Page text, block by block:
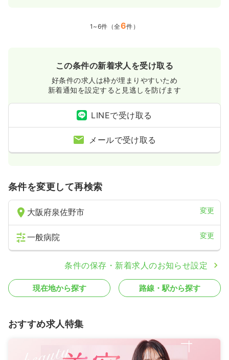
賞与2回
気になる 詳細を見る
オペ室(手術室)正看護師
日勤のみ（常勤）
4週8休以上
ブランク可
気になる
時間 8:30～17:00
（休憩45分）
4週8休以上
ブランク可
気になる
ICU系正看護師 一般病院
1~6件（全6件）
この条件の新着求人を受け取る
好条件の求人は枠が埋まりやすいため
新着通知を設定すると見逃しを防げます
LINEで受け取る
メールで受け取る
条件を変更して再検索
大阪府泉佐野市 変更
一般病院 変更
条件の保存・新着求人のお知らせ設定
現在地から探す 路線・駅から探す
おすすめ求人特集